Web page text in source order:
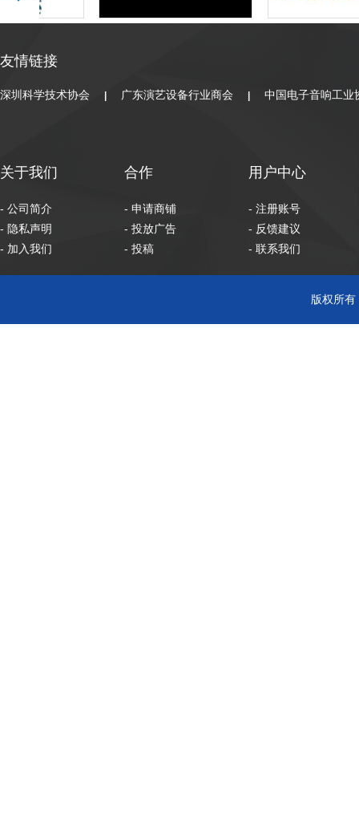
友情链接
深圳科学技术协会 广东演艺设备行业商会 中国电子音响工业
关于我们
- 公司简介
- 隐私声明
- 加入我们
合作
- 申请商铺
- 投放广告
- 投稿
用户中心
- 注册账号
- 反馈建议
- 联系我们
版权所